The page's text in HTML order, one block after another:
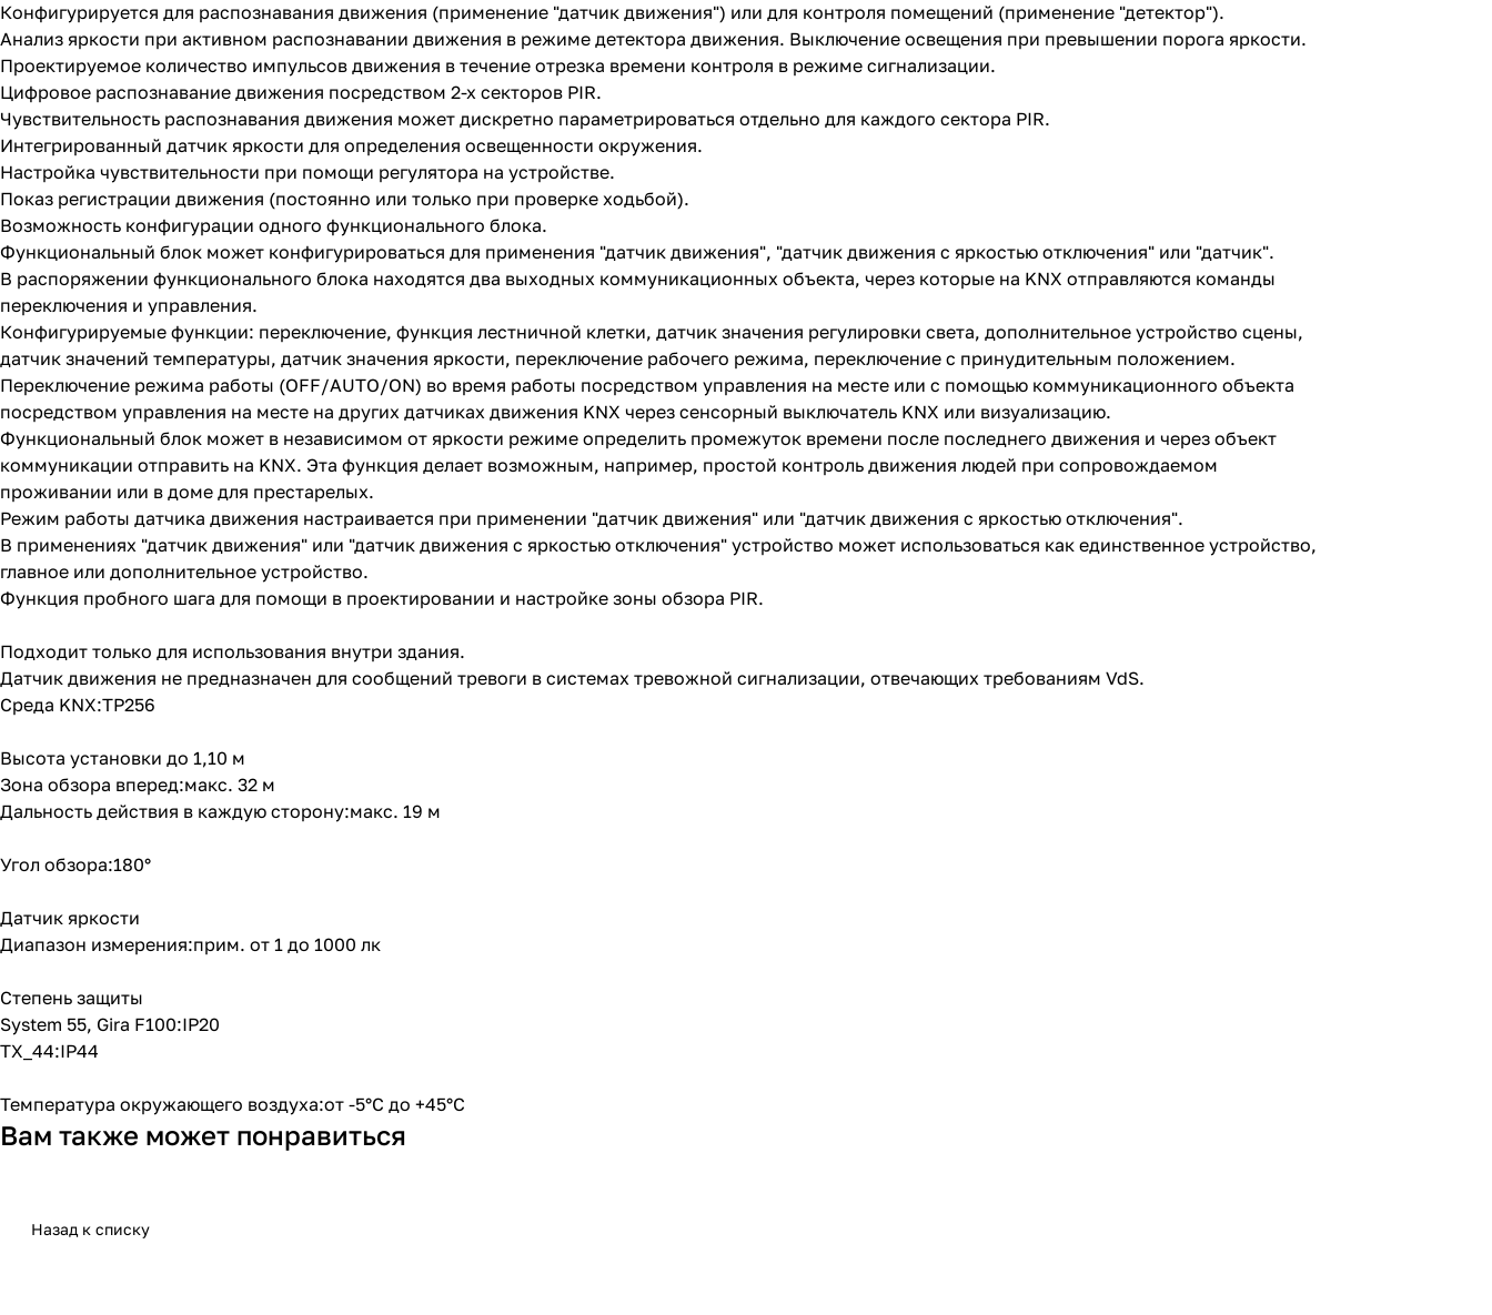
Конфигурируется для распознавания движения (применение "датчик движения") или для контроля помещений (применение "детектор").
Анализ яркости при активном распознавании движения в режиме детектора движения. Выключение освещения при превышении порога яркости.
Проектируемое количество импульсов движения в течение отрезка времени контроля в режиме сигнализации.
Цифровое распознавание движения посредством 2-х секторов PIR.
Чувствительность распознавания движения может дискретно параметрироваться отдельно для каждого сектора PIR.
Интегрированный датчик яркости для определения освещенности окружения.
Настройка чувствительности при помощи регулятора на устройстве.
Показ регистрации движения (постоянно или только при проверке ходьбой).
Возможность конфигурации одного функционального блока.
Функциональный блок может конфигурироваться для применения "датчик движения", "датчик движения с яркостью отключения" или "датчик".
В распоряжении функционального блока находятся два выходных коммуникационных объекта, через которые на KNX отправляются команды
переключения и управления.
Конфигурируемые функции: переключение, функция лестничной клетки, датчик значения регулировки света, дополнительное устройство сцены,
датчик значений температуры, датчик значения яркости, переключение рабочего режима, переключение с принудительным положением.
Переключение режима работы (OFF/AUTO/ON) во время работы посредством управления на месте или с помощью коммуникационного объекта
посредством управления на месте на других датчиках движения KNX через сенсорный выключатель KNX или визуализацию.
Функциональный блок может в независимом от яркости режиме определить промежуток времени после последнего движения и через объект
коммуникации отправить на KNX. Эта функция делает возможным, например, простой контроль движения людей при сопровождаемом
проживании или в доме для престарелых.
Режим работы датчика движения настраивается при применении "датчик движения" или "датчик движения с яркостью отключения".
В применениях "датчик движения" или "датчик движения с яркостью отключения" устройство может использоваться как единственное устройство,
главное или дополнительное устройство.
Функция пробного шага для помощи в проектировании и настройке зоны обзора PIR.
Подходит только для использования внутри здания.
Датчик движения не предназначен для сообщений тревоги в системах тревожной сигнализации, отвечающих требованиям VdS.
Среда KNX:TP256
Высота установки до 1,10 м
Зона обзора вперед:макс. 32 м
Дальность действия в каждую сторону:макс. 19 м
Угол обзора:180°
Датчик яркости
Диапазон измерения:прим. от 1 до 1000 лк
Степень защиты
System 55, Gira F100:IP20
TX_44:IP44
Температура окружающего воздуха:от -5°C до +45°C
Вам также может понравиться
Назад к списку